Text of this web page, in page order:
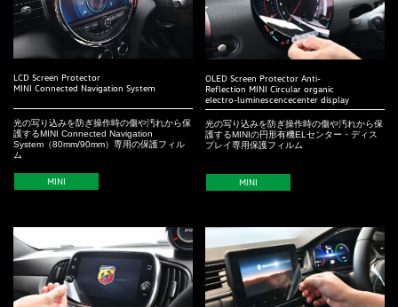
LCD Screen Protector
MINI Connected Navigation System
光の写り込みを防ぎ操作時の傷や汚れから保
護するMINI Connected Navigation
System（80mm/90mm）専用の保護フィル
ム
MINI
OLED Screen Protector Anti-
Reflection MINI Circular organic
electro-luminescencecenter display
光の写り込みを防ぎ操作時の傷や汚れから保
護するMINIの円形有機ELセンター・ディス
プレイ専用保護フィルム
MINI